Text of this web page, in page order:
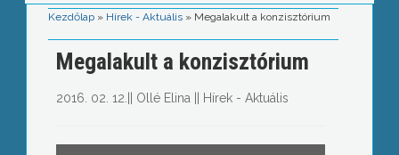
Kezdőlap » Hírek - Aktuális » Megalakult a konzisztórium
Megalakult a konzisztórium
2016. 02. 12. Ollé Elina Hírek - Aktuális